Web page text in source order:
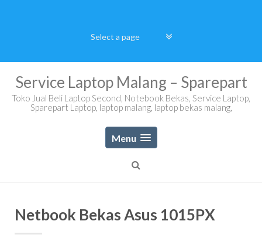
Service Laptop Malang – Sparepart
Toko Jual Beli Laptop Second, Notebook Bekas, Service Laptop,
Sparepart Laptop, laptop malang, laptop bekas malang,
Menu
Netbook Bekas Asus 1015PX